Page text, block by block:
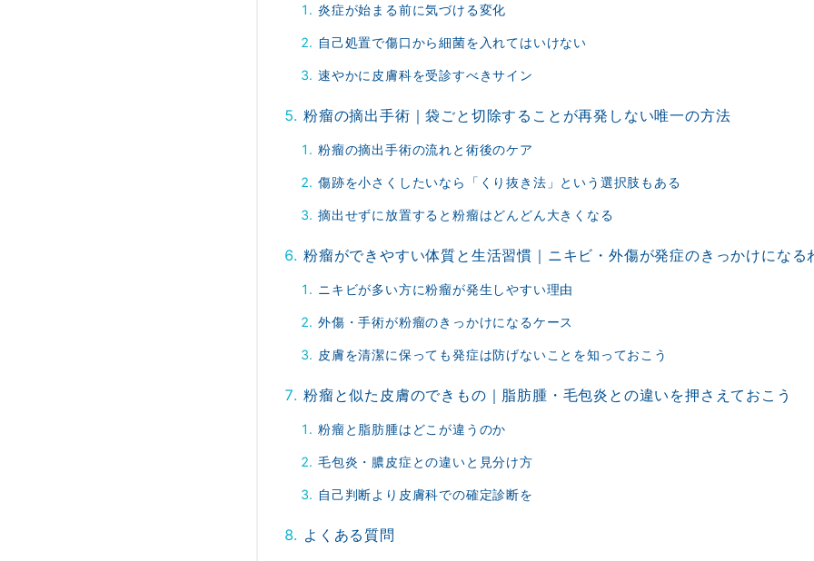
炎症が始まる前に気づける変化
自己処置で傷口から細菌を入れてはいけない
速やかに皮膚科を受診すべきサイン
粉瘤の摘出手術｜袋ごと切除することが再発しない唯一の方法
粉瘤の摘出手術の流れと術後のケア
傷跡を小さくしたいなら「くり抜き法」という選択肢もある
摘出せずに放置すると粉瘤はどんどん大きくなる
粉瘤ができやすい体質と生活習慣｜ニキビ・外傷が発症のきっかけになる
ニキビが多い方に粉瘤が発生しやすい理由
外傷・手術が粉瘤のきっかけになるケース
皮膚を清潔に保っても発症は防げないことを知っておこう
粉瘤と似た皮膚のできもの｜脂肪腫・毛包炎との違いを押さえておこう
粉瘤と脂肪腫はどこが違うのか
毛包炎・膿皮症との違いと見分け方
自己判断より皮膚科での確定診断を
よくある質問